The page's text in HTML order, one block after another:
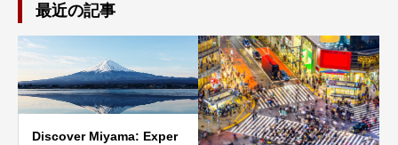
最近の記事
Discover Miyama: Exper